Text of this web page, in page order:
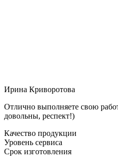
Ирина Криворотова
Отлично выполняете свою
довольны, респект!)
Качество продукции
Уровень сервиса
Срок изготовления